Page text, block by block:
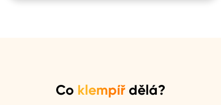
Co klempíř dělá?